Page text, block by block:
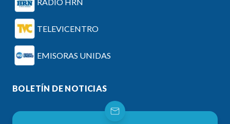
RADIO HRN
TELEVICENTRO
EMISORAS UNIDAS
BOLETÍN DE NOTICIAS